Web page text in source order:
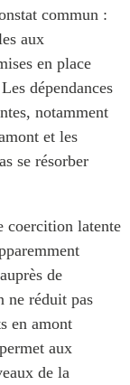
commun :
aux
en place
dépendances
notamment
et les
se résorber
coercition latente
de
ne réduit pas
en amont
aux
de la